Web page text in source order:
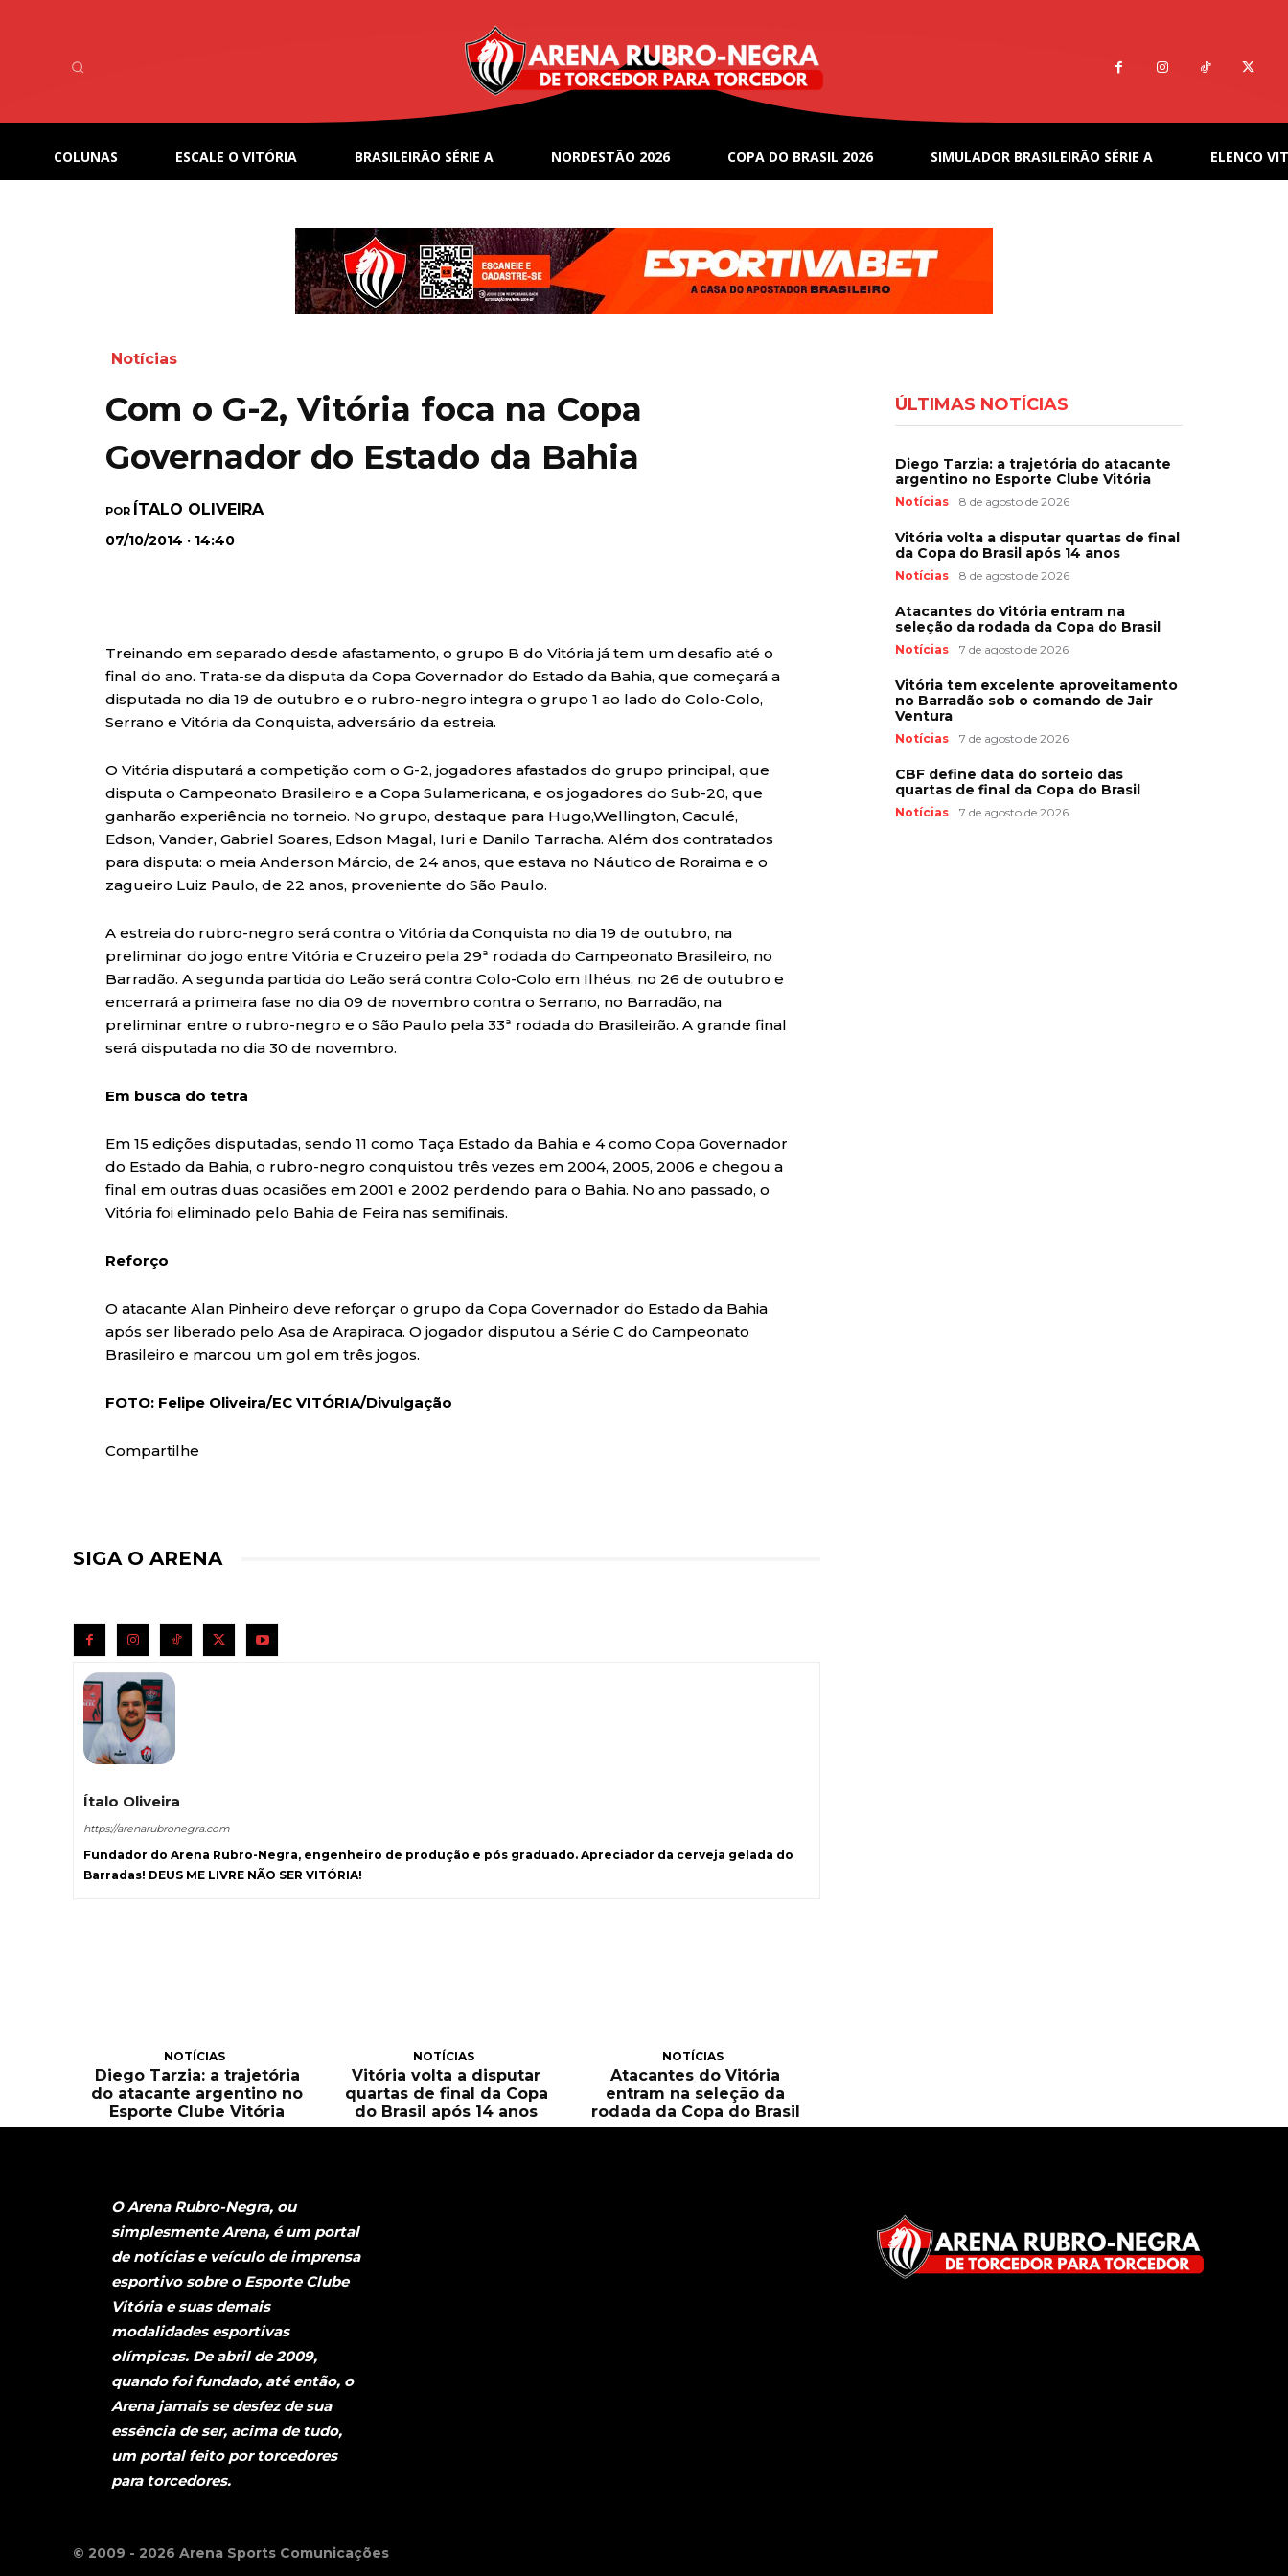
COLUNAS ESCALE O VITÓRIA BRASILEIRÃO SÉRIE A NORDESTÃO 2026 COPA DO BRASIL 2026 SIMULADOR BRASILEIRÃO SÉRIE A ELENCO
Notícias
Com o G-2, Vitória foca na Copa
Governador do Estado da Bahia
POR ÍTALO OLIVEIRA
07/10/2014 · 14:40
Treinando em separado desde afastamento, o grupo B do Vitória já tem um desafio até o
final do ano. Trata-se da disputa da Copa Governador do Estado da Bahia, que começará a
disputada no dia 19 de outubro e o rubro-negro integra o grupo 1 ao lado do Colo-Colo,
Serrano e Vitória da Conquista, adversário da estreia.
O Vitória disputará a competição com o G-2, jogadores afastados do grupo principal, que
disputa o Campeonato Brasileiro e a Copa Sulamericana, e os jogadores do Sub-20, que
ganharão experiência no torneio. No grupo, destaque para Hugo,Wellington, Caculé,
Edson, Vander, Gabriel Soares, Edson Magal, Iuri e Danilo Tarracha. Além dos contratados
para disputa: o meia Anderson Márcio, de 24 anos, que estava no Náutico de Roraima e o
zagueiro Luiz Paulo, de 22 anos, proveniente do São Paulo.
A estreia do rubro-negro será contra o Vitória da Conquista no dia 19 de outubro, na
preliminar do jogo entre Vitória e Cruzeiro pela 29ª rodada do Campeonato Brasileiro, no
Barradão. A segunda partida do Leão será contra Colo-Colo em Ilhéus, no 26 de outubro e
encerrará a primeira fase no dia 09 de novembro contra o Serrano, no Barradão, na
preliminar entre o rubro-negro e o São Paulo pela 33ª rodada do Brasileirão. A grande final
será disputada no dia 30 de novembro.
Em busca do tetra
Em 15 edições disputadas, sendo 11 como Taça Estado da Bahia e 4 como Copa Governador
do Estado da Bahia, o rubro-negro conquistou três vezes em 2004, 2005, 2006 e chegou a
final em outras duas ocasiões em 2001 e 2002 perdendo para o Bahia. No ano passado, o
Vitória foi eliminado pelo Bahia de Feira nas semifinais.
Reforço
O atacante Alan Pinheiro deve reforçar o grupo da Copa Governador do Estado da Bahia
após ser liberado pelo Asa de Arapiraca. O jogador disputou a Série C do Campeonato
Brasileiro e marcou um gol em três jogos.
FOTO: Felipe Oliveira/EC VITÓRIA/Divulgação
Compartilhe
SIGA O ARENA
Ítalo Oliveira
https://arenarubronegra.com
Fundador do Arena Rubro-Negra, engenheiro de produção e pós graduado. Apreciador da cerveja gelada do
Barradas! DEUS ME LIVRE NÃO SER VITÓRIA!
NOTÍCIAS
Diego Tarzia: a trajetória
do atacante argentino no
Esporte Clube Vitória
NOTÍCIAS
Vitória volta a disputar
quartas de final da Copa
do Brasil após 14 anos
NOTÍCIAS
Atacantes do Vitória
entram na seleção da
rodada da Copa do Brasil
ÚLTIMAS NOTÍCIAS
Diego Tarzia: a trajetória do atacante
argentino no Esporte Clube Vitória
Notícias 8 de agosto de 2026
Vitória volta a disputar quartas de final
da Copa do Brasil após 14 anos
Notícias 8 de agosto de 2026
Atacantes do Vitória entram na
seleção da rodada da Copa do Brasil
Notícias 7 de agosto de 2026
Vitória tem excelente aproveitamento
no Barradão sob o comando de Jair
Ventura
Notícias 7 de agosto de 2026
CBF define data do sorteio das
quartas de final da Copa do Brasil
Notícias 7 de agosto de 2026
O Arena Rubro-Negra, ou
simplesmente Arena, é um portal
de notícias e veículo de imprensa
esportivo sobre o Esporte Clube
Vitória e suas demais
modalidades esportivas
olímpicas. De abril de 2009,
quando foi fundado, até então, o
Arena jamais se desfez de sua
essência de ser, acima de tudo,
um portal feito por torcedores
para torcedores.
© 2009 - 2026 Arena Sports Comunicações